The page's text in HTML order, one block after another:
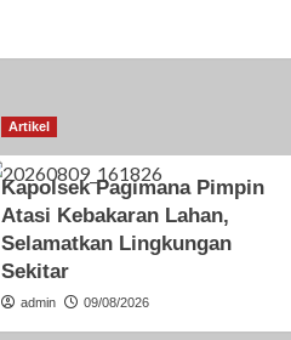
Artikel
Kapolsek Pagimana Pimpin
Atasi Kebakaran Lahan,
Selamatkan Lingkungan
Sekitar
admin 09/08/2026